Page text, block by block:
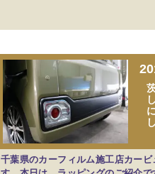
千葉県のカーフィルム施工店カー